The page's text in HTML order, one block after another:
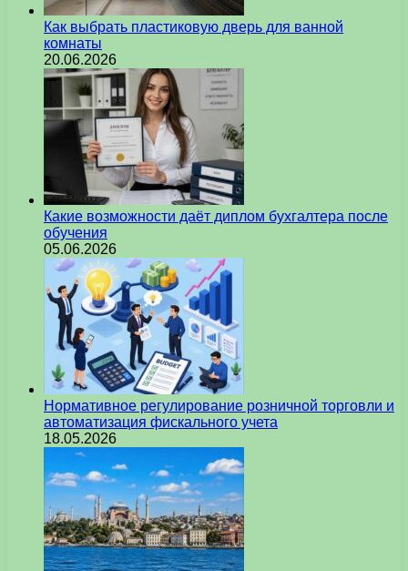
Как выбрать пластиковую дверь для ванной
комнаты
20.06.2026
Какие возможности даёт диплом бухгалтера после
обучения
05.06.2026
Нормативное регулирование розничной торговли и
автоматизация фискального учета
18.05.2026